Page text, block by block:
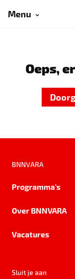
Menu
Oeps,
BNNVARA
Programma's
Over BNNVARA
Vacatures
Sluit je aan